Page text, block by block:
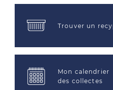
Trouver un
Mon calendrier
des collectes